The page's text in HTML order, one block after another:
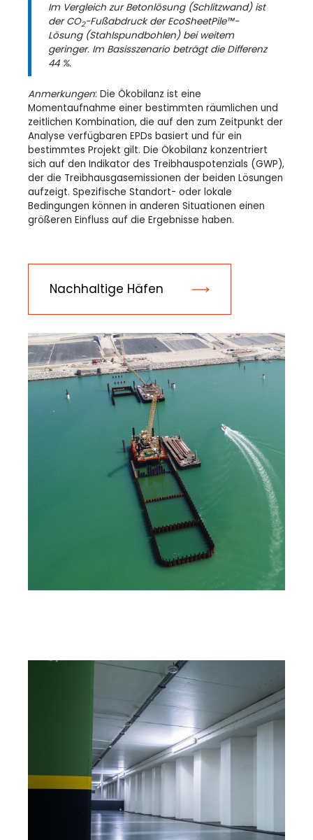
Im Vergleich zur Betonlösung (Schlitzwand) ist
der CO2-Fußabdruck der EcoSheetPile™-
Lösung (Stahlspundbohlen) bei weitem
geringer. Im Basisszenario beträgt die Differenz
44 %.
Anmerkungen: Die Ökobilanz ist eine
Momentaufnahme einer bestimmten räumlichen und
zeitlichen Kombination, die auf den zum Zeitpunkt der
Analyse verfügbaren EPDs basiert und für ein
bestimmtes Projekt gilt. Die Ökobilanz konzentriert
sich auf den Indikator des Treibhauspotenzials (GWP),
der die Treibhausgasemissionen der beiden Lösungen
aufzeigt. Spezifische Standort- oder lokale
Bedingungen können in anderen Situationen einen
größeren Einfluss auf die Ergebnisse haben.
Nachhaltige Häfen